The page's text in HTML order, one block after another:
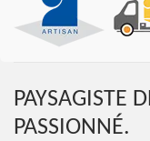
PAYSAGISTE
PASSIONNÉ.